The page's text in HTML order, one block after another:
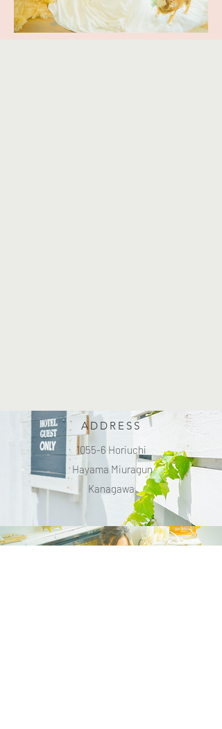
ADDRESS
1055-6 Horiuchi
Hayama Miuragun
Kanagawa